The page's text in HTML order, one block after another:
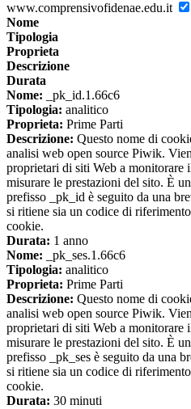
www.comprensivofidenae.edu.it
Nome
Tipologia
Proprieta
Descrizione
Durata
Nome: _pk_id.1.66c6
Tipologia: analitico
Proprieta: Prime Parti
Descrizione: Questo nome di
analisi web open source Piwik.
proprietari di siti Web a monitorare
misurare le prestazioni del sito. È
prefisso _pk_id è seguito da una
si ritiene sia un codice di
cookie.
Durata: 1 anno
Nome: _pk_ses.1.66c6
Tipologia: analitico
Proprieta: Prime Parti
Descrizione: Questo nome di
analisi web open source Piwik.
proprietari di siti Web a monitorare
misurare le prestazioni del sito. È
prefisso _pk_ses è seguito da una
si ritiene sia un codice di
cookie.
Durata: 30 minuti